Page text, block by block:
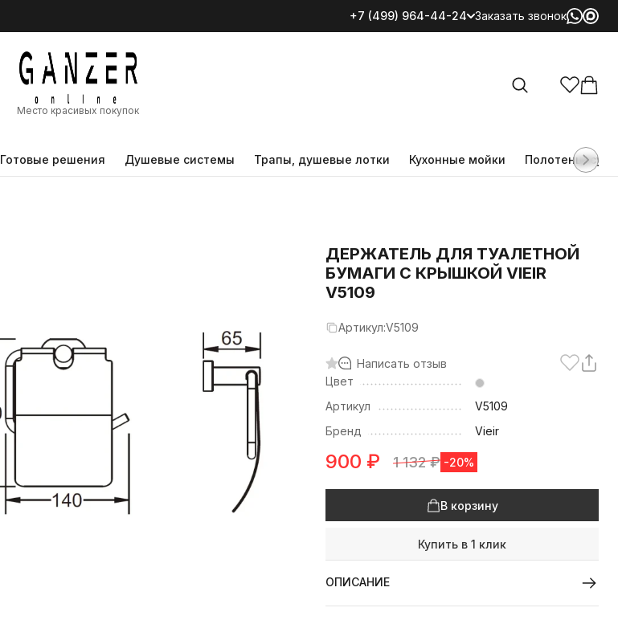
+7 (499) 964-44-24 Заказать звонок
Место красивых покупок
Готовые решения Душевые системы Трапы, душевые лотки Кухонные мойки
ДЕРЖАТЕЛЬ ДЛЯ ТУАЛЕТНОЙ
БУМАГИ С КРЫШКОЙ VIEIR
V5109
Артикул:V5109
Написать отзыв
Цвет
Артикул
V5109
Бренд
Vieir
900 ₽ 1 132₽ -20%
В корзину
Купить в 1 клик
ОПИСАНИЕ